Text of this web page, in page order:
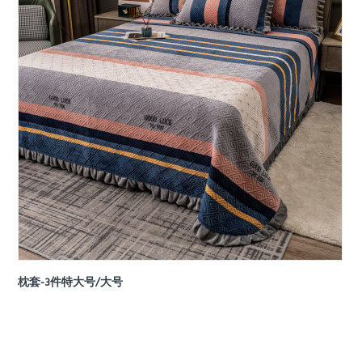
枕套-3件特大号/大号